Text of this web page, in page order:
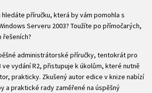
příručku, která by vám pomohla s
Serveru 2003? Toužíte po přímočarých,
administrátorské příručky, tentokrát pro
ve vydání R2, přistupuje k úkolům, které nutně
prakticky. Zkušený autor edice v knize nabízí
a praktické rady zaměřené na úspěšný